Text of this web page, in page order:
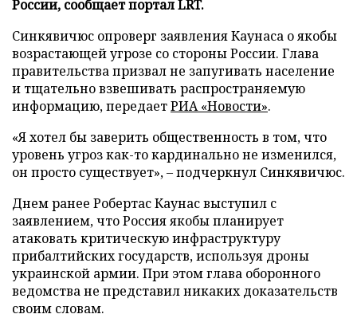
России, сообщает портал LRT.
Синкявичюс опроверг заявления Каунаса о якобы
возрастающей угрозе со стороны России. Глава
правительства призвал не запугивать население
и тщательно взвешивать распространяемую
информацию, передаетРИА «Новости».
«Я хотел бы заверить общественность в том, что
уровень угроз как-то кардинально не изменился,
он просто существует», – подчеркнул Синкявичюс.
Днем ранее Робертас Каунас выступил с
заявлением, что Россия якобы планирует
атаковать критическую инфраструктуру
прибалтийских государств, используя дроны
украинской армии. При этом глава оборонного
ведомства не представил никаких доказательств
своим словам.